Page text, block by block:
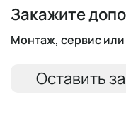
Закажите
Монтаж, сервис
Оставить